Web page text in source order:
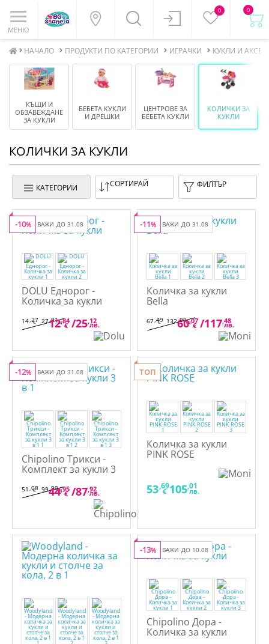
МЕНЮ
0 0
НАЧАЛО ПРОДУКТИ ПО КАТЕГОРИИ ИГРАЧКИ КУКЛИ И
КЪЩИ И
ОБЗАВЕЖДАНЕ
ЗА КУКЛИ
БЕБЕТА КУКЛИ
И ДРЕШКИ
ЦЕНТРОВЕ ЗА
БЕБЕТА КУКЛИ
КОЛИЧКИ ЗА
КУКЛИ
КОЛИЧКИ ЗА КУКЛИ
КАТЕГОРИИ СОРТИРАЙ ФИЛТЪР
ВАЖИ ДО 31.08
-10%
DOLU Еднорог -
Количка за кукли
14,27
€ 27,91лв.
12,84
€ /25,12
лв.
ВАЖИ ДО 31.08
-11%
Количка за кукли
Bella
67,49
€ 132,00лв.
60,07
€ /117,48
лв.
ВАЖИ ДО 31.08
-12%
Chipolino Трикси -
Комплект за кукли 3
51 ,08
€ 99,90лв.
44,95
€ /87,92
лв.
ТОП
Количка за кукли
PINK ROSE
53,69
€ 105,01
лв.
ВАЖИ ДО 10.08
-13%
Chipolino Дора -
Количка за кукли